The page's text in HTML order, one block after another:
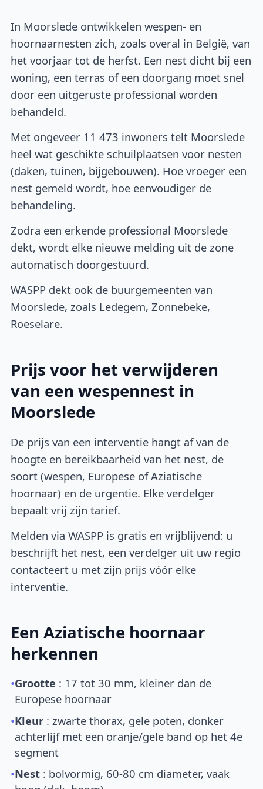
In Moorslede ontwikkelen wespen- en
hoornaarnesten zich, zoals overal in België, van
het voorjaar tot de herfst. Een nest dicht bij een
woning, een terras of een doorgang moet snel
door een uitgeruste professional worden
behandeld.
Met ongeveer 11 473 inwoners telt Moorslede
heel wat geschikte schuilplaatsen voor nesten
(daken, tuinen, bijgebouwen). Hoe vroeger een
nest gemeld wordt, hoe eenvoudiger de
behandeling.
Zodra een erkende professional Moorslede
dekt, wordt elke nieuwe melding uit de zone
automatisch doorgestuurd.
WASPP dekt ook de buurgemeenten van
Moorslede, zoals Ledegem, Zonnebeke,
Roeselare.
Prijs voor het verwijderen
van een wespennest in
Moorslede
De prijs van een interventie hangt af van de
hoogte en bereikbaarheid van het nest, de
soort (wespen, Europese of Aziatische
hoornaar) en de urgentie. Elke verdelger
bepaalt vrij zijn tarief.
Melden via WASPP is gratis en vrijblijvend: u
beschrijft het nest, een verdelger uit uw regio
contacteert u met zijn prijs vóór elke
interventie.
Een Aziatische hoornaar
herkennen
•Grootte : 17 tot 30 mm, kleiner dan de
Europese hoornaar
•Kleur : zwarte thorax, gele poten, donker
achterlijf met een oranje/gele band op het 4e
segment
•Nest : bolvormig, 60-80 cm diameter, vaak